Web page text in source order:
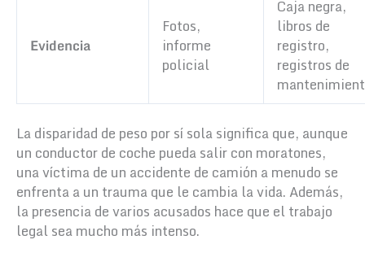
Evidencia
Fotos,
informe
policial
Caja negra,
libros de
registro,
registros de
La disparidad de peso por sí sola significa que, aunque
un conductor de coche pueda salir con moratones,
una víctima de un accidente de camión a menudo se
enfrenta a un trauma que le cambia la vida. Además,
la presencia de varios acusados hace que el trabajo
legal sea mucho más intenso.